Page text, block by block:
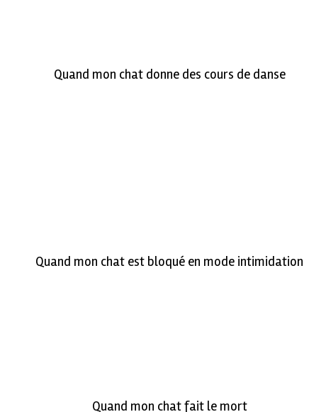
Quand mon chat donne des cours de danse
Quand mon chat est bloqué en mode intimidation
Quand mon chat fait le mort